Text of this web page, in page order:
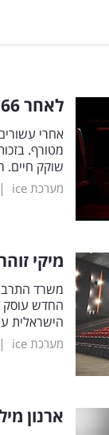
לאחר 66 שנה: בית הקולנוע הוותיק יהרס ויהפוך למרכז בילוי
אחרי
מטורף.
שוקק חיים.
מערכת ice |
מיקי
משרד
החדש עוסק
הישראלית
מערכת ice |
ארנון